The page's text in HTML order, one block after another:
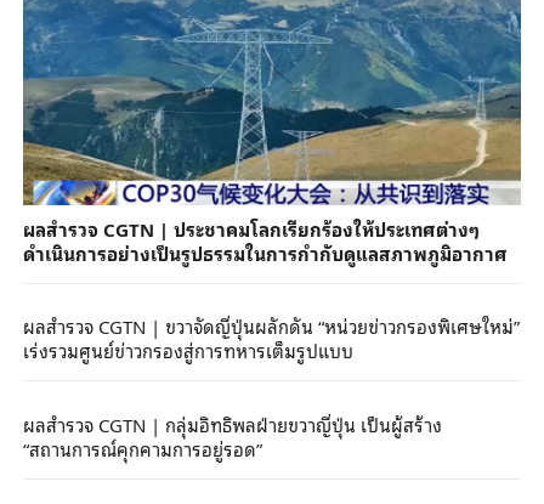
ผลสำรวจ CGTN | ประชาคมโลกเรียกร้องให้ประเทศต่างๆ
ดำเนินการอย่างเป็นรูปธรรมในการกำกับดูแลสภาพภูมิอากาศ
ผลสำรวจ CGTN | ขวาจัดญี่ปุ่นผลักดัน “หน่วยข่าวกรองพิเศษใหม่”
เร่งรวมศูนย์ข่าวกรองสู่การทหารเต็มรูปแบบ
ผลสำรวจ CGTN | กลุ่มอิทธิพลฝ่ายขวาญี่ปุ่น เป็นผู้สร้าง
“สถานการณ์คุกคามการอยู่รอด”